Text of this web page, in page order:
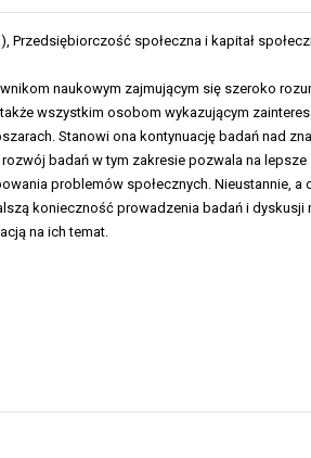
Przedsiębiorczość społeczna i kapitał
naukowym zajmującym się szeroko
wszystkim osobom wykazującym
Stanowi ona kontynuację badań nad
badań w tym zakresie pozwala na
problemów społecznych. Nieustannie, a
konieczność prowadzenia badań i dyskusji
na ich temat.